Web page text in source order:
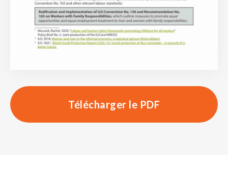
Télécharger le PDF